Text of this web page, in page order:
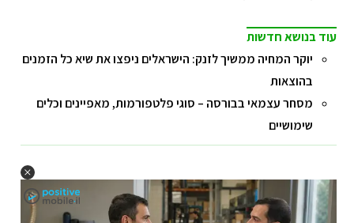
עוד בנושא חדשות
יוקר המחיה ממשיך לזנק: הישראלים ניפצו את שיא כל הזמנים
בהוצאות
מסחר עצמאי בבורסה – סוגי פלטפורמות, מאפיינים וכלים
שימושיים